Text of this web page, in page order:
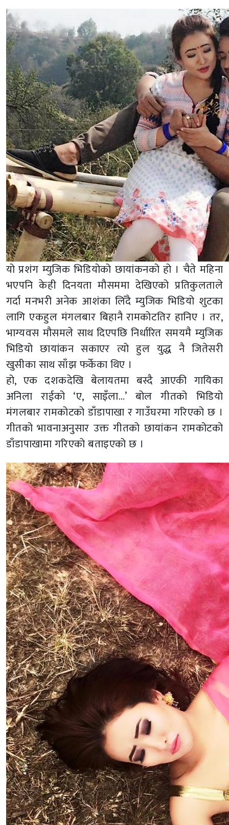
यो प्रशंग म्युजिक भिडियोको छायांकनको हो । चैते महिना
भएपनि केही दिनयता मौसममा देखिएको प्रतिकुलताले
गर्दा मनभरी अनेक आशंका लिँदै म्युजिक भिडियो शुटका
लागि एकहुल मंगलबार बिहानै रामकोटतिर हानिए । तर,
भाग्यवस मौसमले साथ दिएपछि निर्धारित समयमै म्युजिक
भिडियो छायांकन सकाएर त्यो हुल युद्ध नै जितेसरी
खुसीका साथ साँझ फर्केका थिए ।
हो, एक दशकदेखि बेलायतमा बस्दै आएकी गायिका
अनिला राईको ‘ए, साइँला…’ बोल गीतको भिडियो
मंगलबार रामकोटको डाँडापाखा र गाउँघरमा गरिएको छ ।
गीतको भावनाअनुसार उक्त गीतको छायांकन रामकोटको
डाँडापाखामा गरिएको बताइएको छ ।